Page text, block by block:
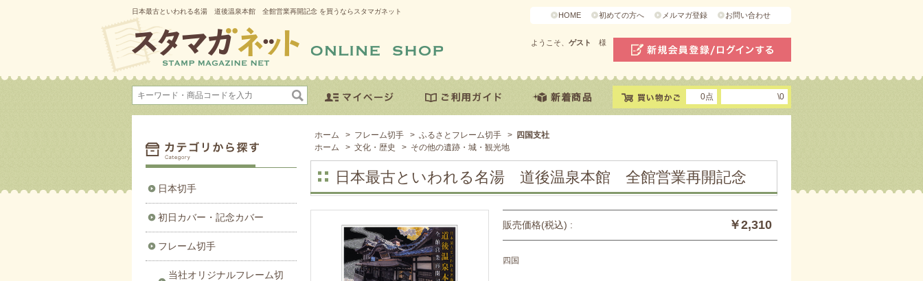
日本最古といわれる名湯 道後温泉本館 全館営業再開記念 を買うならスタマガネット HOME 初めての方へ メルマガ登録 お問い合わせ
ようこそ、 ゲスト 様
0点 \0
ホーム > フレーム切手 > ふるさとフレーム切手 > 四国支社
ホーム
> 文化・歴史 > その他の遺跡・城・観光地
日本最古といわれる名湯 道後温泉本館 全館営業再開記念
販売価格(税込) : ￥2,310
四国
日本切手
初日カバー・記念カバー
フレーム切手
当社オリジナルフレーム切